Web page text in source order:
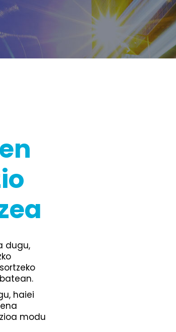
dugu,
haiei
modu